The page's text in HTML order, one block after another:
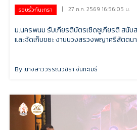
รอบรั้วกันเกรา | 27 ก.ค. 2569 16:56:05 น.
ม.นครพนม รับเกียรติบัตรเชิดชูเกียรติ สนั
และจัดเก็บขยะ งานบวงสรวงพญาศรีสัตตน
By :นางสาววรรณวชิรา จันทะเมธี